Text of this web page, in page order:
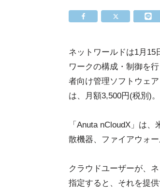
ネットワールドは1月15
ワークの構成・制御を
者向け管理ソフトウェ
は、月額3,500円(税別)。
「Anuta nCloudX」は
散機器、ファイアウォ
クラウドユーザーが、
指定すると、それを提